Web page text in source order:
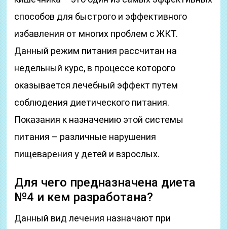
способов для быстрого и эффективного
избавления от многих проблем с ЖКТ.
Данный режим питания рассчитан на
недельный курс, в процессе которого
оказывается лечебный эффект путем
соблюдения диетического питания.
Показания к назначению этой системы
питания – различные нарушения
пищеварения у детей и взрослых.
Для чего предназначена диета
№4 и кем разработана?
Данный вид лечения назначают при